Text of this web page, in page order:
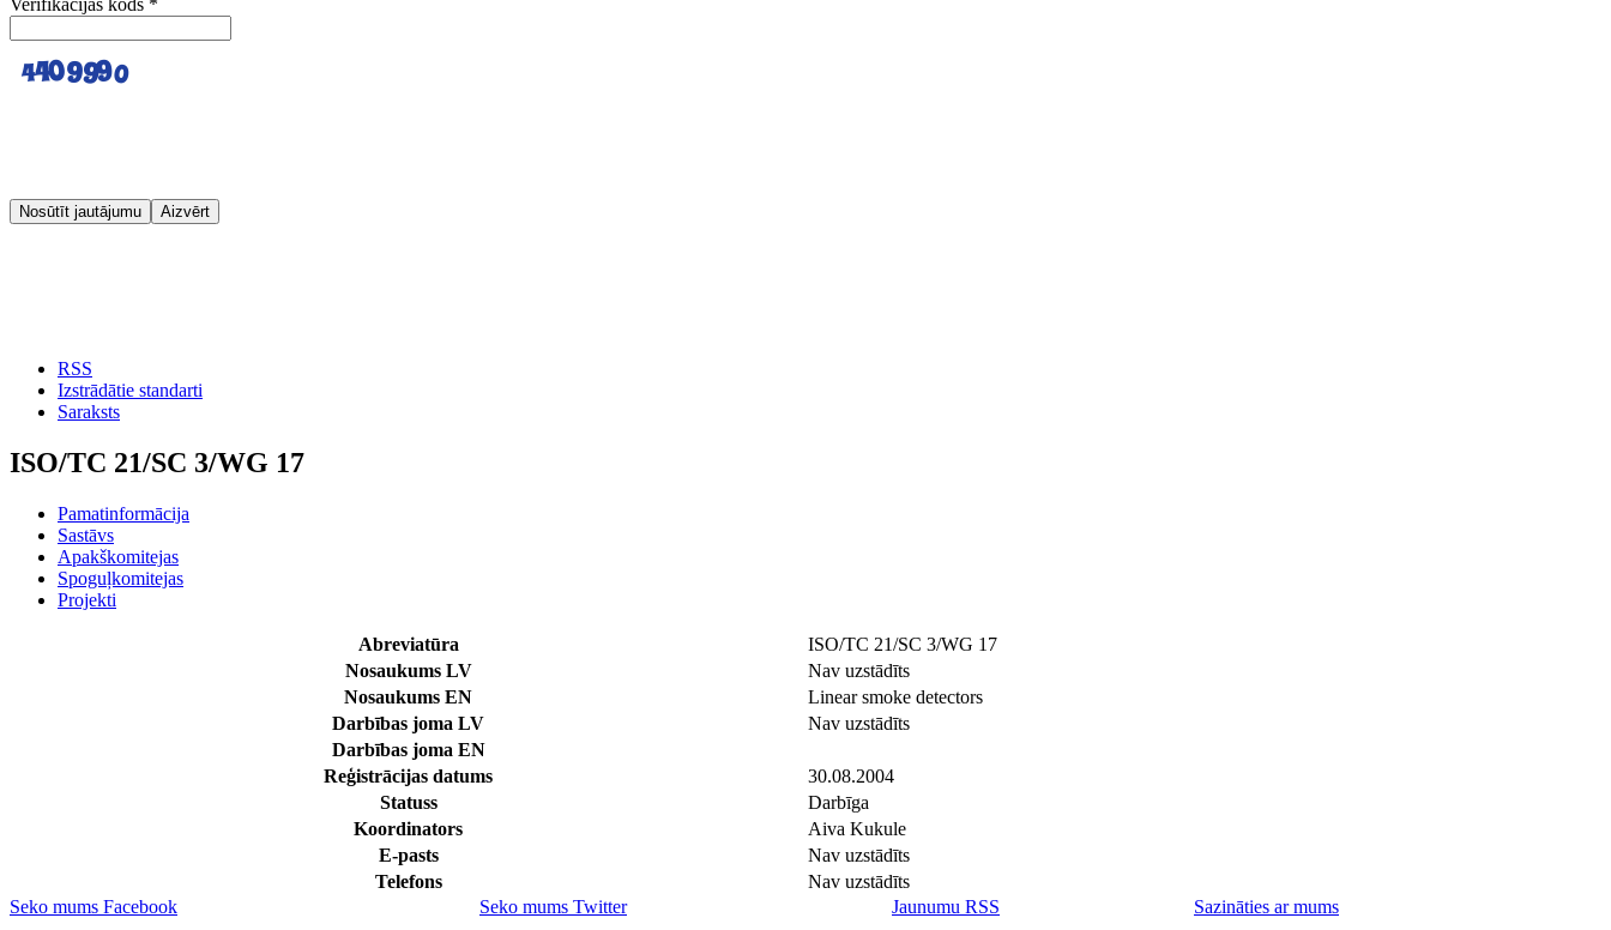
Nosūtīt jautājumu Aizvērt
RSS
Izstrādātie standarti
Saraksts
ISO/TC 21/SC 3/WG 17
Pamatinformācija
Sastāvs
Apakškomitejas
Spoguļkomitejas
Projekti
Abreviatūra
ISO/TC 21/SC 3/WG 17
Nosaukums LV
Nav uzstādīts
Nosaukums EN
Linear smoke detectors
Darbības joma LV
Nav uzstādīts
Darbības joma EN
Reģistrācijas datums
30.08.2004
Statuss
Darbīga
Koordinators
Aiva Kukule
E-pasts
Nav uzstādīts
Telefons
Nav uzstādīts
Seko mums Facebook
Seko mums Twitter Jaunumu RSS
Sazināties ar mums